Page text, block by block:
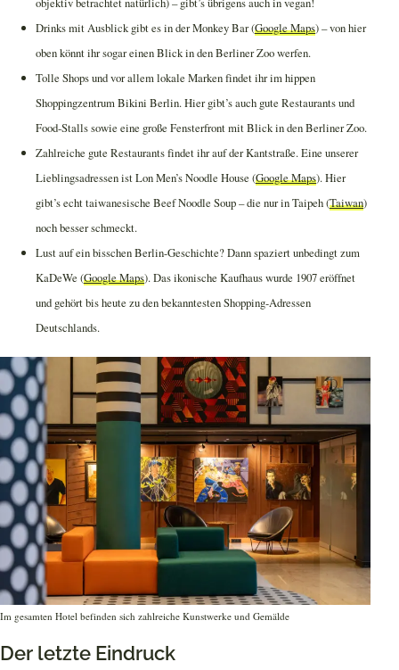
Drinks mit Ausblick gibt es in der Monkey Bar (Google Maps) – von hier
oben könnt ihr sogar einen Blick in den Berliner Zoo werfen.
Tolle Shops und vor allem lokale Marken findet ihr im hippen
Shoppingzentrum Bikini Berlin. Hier gibt’s auch gute Restaurants und
Food-Stalls sowie eine große Fensterfront mit Blick in den Berliner Zoo.
Zahlreiche gute Restaurants findet ihr auf der Kantstraße. Eine unserer
Lieblingsadressen ist Lon Men’s Noodle House (Google Maps). Hier
gibt’s echt taiwanesische Beef Noodle Soup – die nur in Taipeh (Taiwan)
noch besser schmeckt.
Lust auf ein bisschen Berlin-Geschichte? Dann spaziert unbedingt zum
KaDeWe (Google Maps). Das ikonische Kaufhaus wurde 1907 eröffnet
und gehört bis heute zu den bekanntesten Shopping-Adressen
Deutschlands.
Im gesamten Hotel befinden sich zahlreiche Kunstwerke und Gemälde
Der letzte Eindruck